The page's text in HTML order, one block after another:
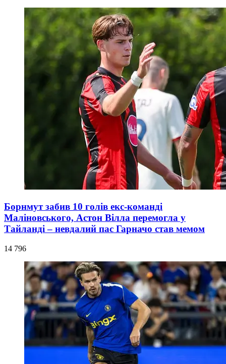
Борнмут забив 10 голів екс-команді
Маліновського, Астон Вілла перемогла у
Тайланді – невдалий пас Гарначо став мемом
14 796